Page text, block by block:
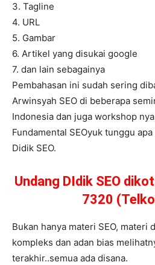
3. Tagline
4. URL
5. Gambar
6. Artikel yang disukai google
7. dan lain sebagainya
Pembahasan ini sudah sering
Arwinsyah SEO di beberapa
Indonesia dan juga workshop
Fundamental SEOyuk tunggu
Didik SEO.
Undang DIdik SEO
7320
Bukan hanya materi SEO, materi
kompleks dan adan bias
terakhir..semua ada disana.